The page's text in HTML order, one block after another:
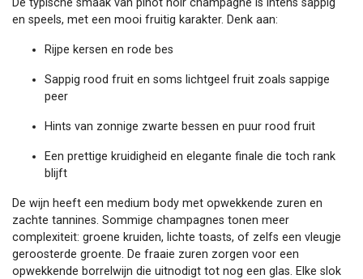
en speels, met een mooi fruitig karakter. Denk aan:
Rijpe kersen en rode bes
Sappig rood fruit en soms lichtgeel fruit zoals sappige
peer
Hints van zonnige zwarte bessen en puur rood fruit
Een prettige kruidigheid en elegante finale die toch rank
blijft
De wijn heeft een medium body met opwekkende zuren en
zachte tannines. Sommige champagnes tonen meer
complexiteit: groene kruiden, lichte toasts, of zelfs een vleugje
geroosterde groente. De fraaie zuren zorgen voor een
opwekkende borrelwijn die uitnodigt tot nog een glas. Elke slok